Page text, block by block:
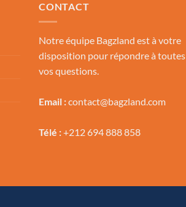
CONTACT
Notre équipe Bagzland est à votre
disposition pour répondre à toutes
vos questions.
Email :contact@bagzland.com
Télé :+212 694 888 858